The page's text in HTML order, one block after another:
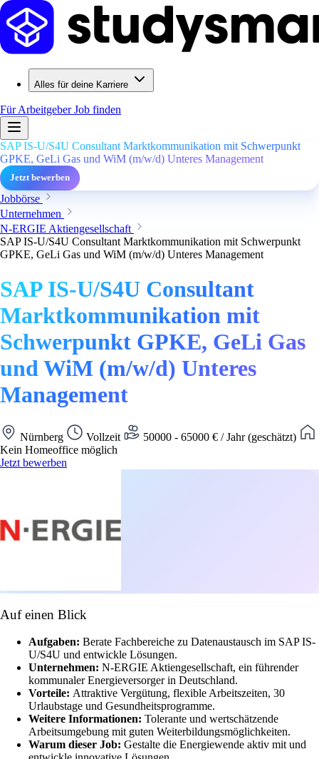
Alles für deine Karriere
Für ArbeitgeberJob finden
SAP IS-U/S4U Consultant Marktkommunikation mit Schwerpunkt
GPKE, GeLi Gas und WiM (m/w/d) Unteres Management
Jetzt bewerben
Jobbörse
Unternehmen
N-ERGIE Aktiengesellschaft
SAP IS-U/S4U Consultant Marktkommunikation mit Schwerpunkt
GPKE, GeLi Gas und WiM (m/w/d) Unteres Management
SAP IS-U/S4U Consultant
Marktkommunikation mit
Schwerpunkt GPKE, GeLi Gas
und WiM (m/w/d) Unteres
Management
Nürnberg Vollzeit
50000 - 65000 € / Jahr (geschätzt)
Kein Homeoffice möglich
Jetzt bewerben
Auf einen Blick
Aufgaben: Berate Fachbereiche zu Datenaustausch im SAP IS-
U/S4U und entwickle Lösungen.
Unternehmen: N-ERGIE Aktiengesellschaft, ein führender
kommunaler Energieversorger in Deutschland.
Vorteile: Attraktive Vergütung, flexible Arbeitszeiten, 30
Urlaubstage und Gesundheitsprogramme.
Weitere Informationen: Tolerante und wertschätzende
Arbeitsumgebung mit guten Weiterbildungsmöglichkeiten.
Warum dieser Job: Gestalte die Energiewende aktiv mit und